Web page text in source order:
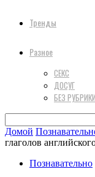
Тренды
Разное
СЕКС
ДОСУГ
БЕЗ РУБРИКИ
Домой
глаголов
Познавательно